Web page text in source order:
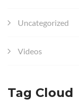
Uncategorized
Videos
Tag Cloud